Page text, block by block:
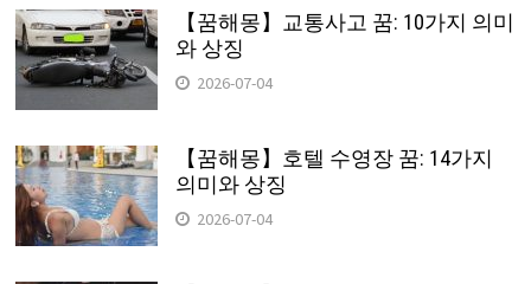
【꿈해몽】교통사고 꿈: 10가지 의미
와 상징
2026-07-04
【꿈해몽】호텔 수영장 꿈: 14가지
의미와 상징
2026-07-04